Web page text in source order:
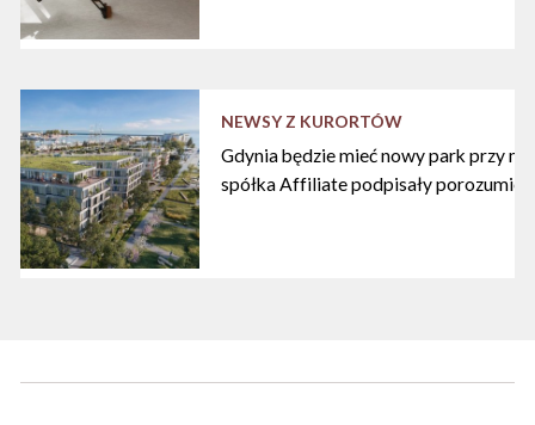
NEWSY Z KURORTÓW
Gdynia będzie mieć nowy park przy
spółka Affiliate podpisały